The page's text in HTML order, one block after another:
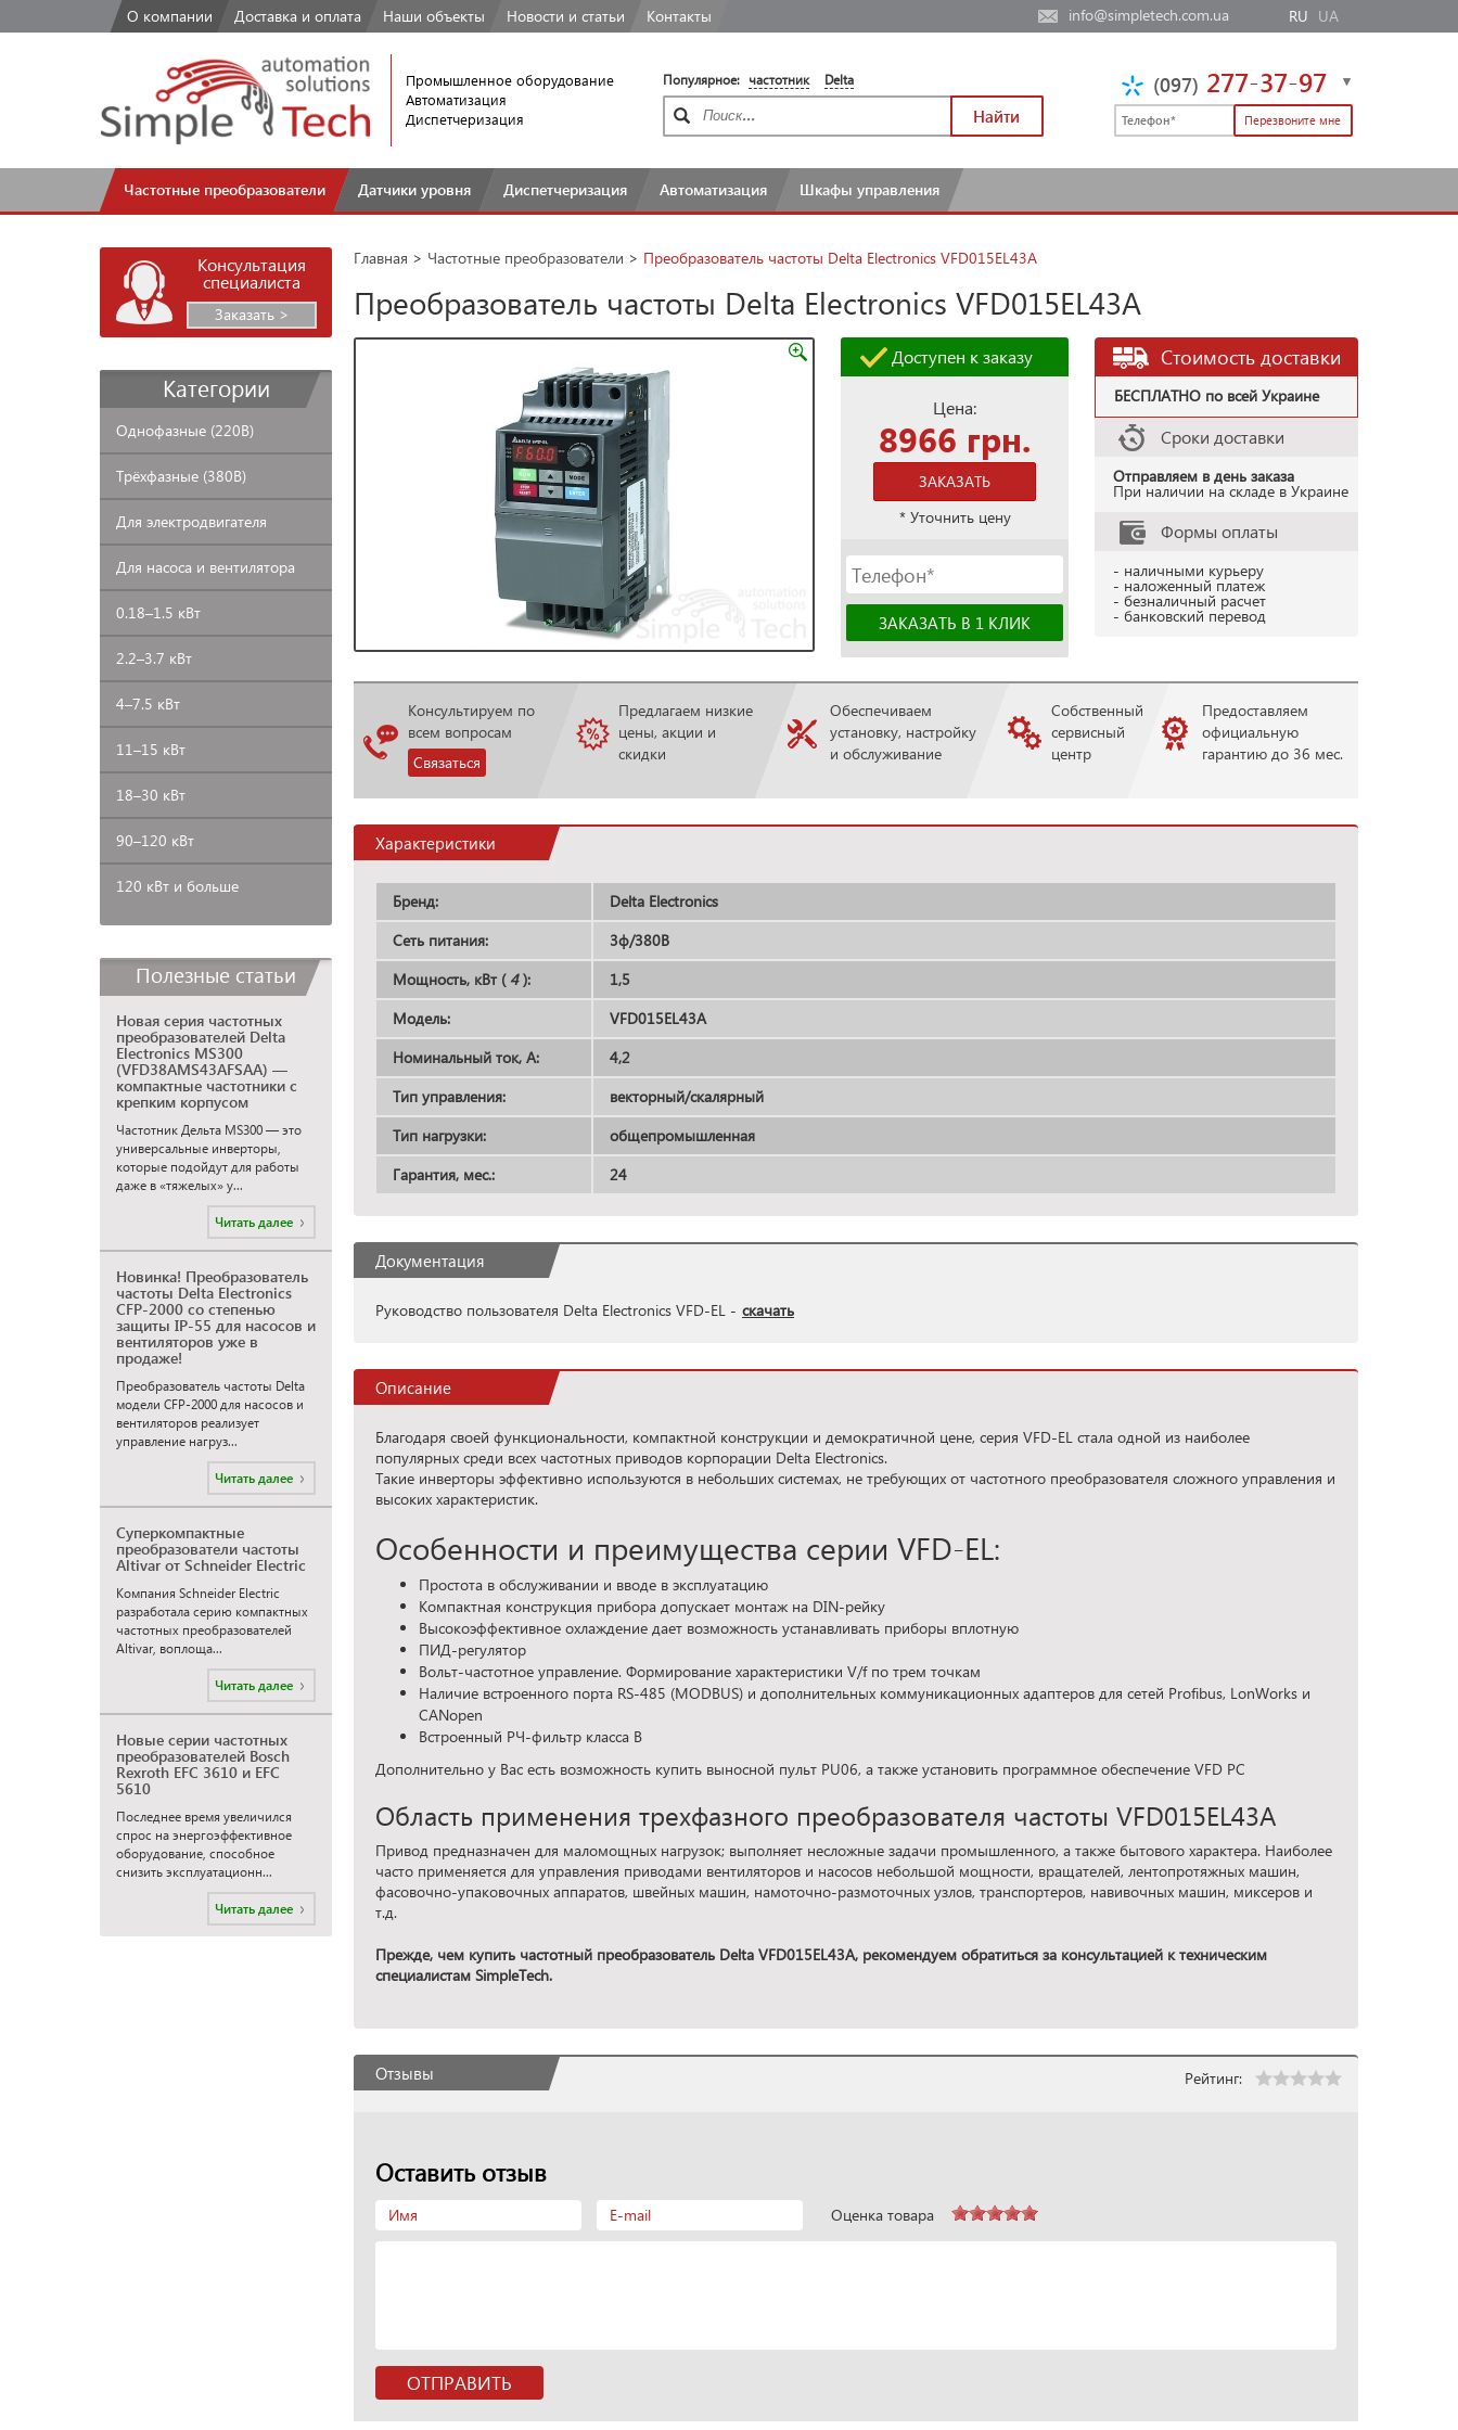
О компании Доставка и оплата Наши объекты Новости и статьи Контакты info@simpletech.com.ua RU UA
Промышленное оборудование
Автоматизация
Диспетчеризация
Популярное: частотник Delta
Найти
(097) 277-37-97
Частотные преобразователи Датчики уровня Диспетчеризация Автоматизация Шкафы управления
Главная > Частотные преобразователи > Преобразователь частоты Delta Electronics VFD015EL43A
Преобразователь частоты Delta Electronics VFD015EL43A
Доступен к заказу
Цена:
8966 грн.
ЗАКАЗАТЬ
* Уточнить цену
Стоимость доставки
БЕСПЛАТНО по всей Украине
Сроки доставки
Отправляем в день заказа
При наличии на складе в Украине
Формы оплаты
- наличными курьеру
- наложенный платеж
- безналичный расчет
- банковский перевод
Консультируем по
всем вопросам
Связаться
Предлагаем низкие
цены, акции и
скидки
Обеспечиваем
установку, настройку
и обслуживание
Собственный
сервисный
центр
Предоставляем
официальную
гарантию до 36 мес.
Характеристики
Бренд:
Delta Electronics
Сеть питания:
3ф/380В
Мощность, кВт (4):
1,5
Модель:
VFD015EL43A
Номинальный ток, А:
4,2
Тип управления:
векторный/скалярный
Тип нагрузки:
общепромышленная
Гарантия, мес.:
24
Документация
Руководство пользователя Delta Electronics VFD-EL - скачать
Описание
Благодаря своей функциональности, компактной конструкции и демократичной цене, серия VFD-EL стала одной из наиболее
популярных среди всех частотных приводов корпорации Delta Electronics.
Такие инверторы эффективно используются в небольших системах, не требующих от частотного преобразователя сложного управления и
высоких характеристик.
Особенности и преимущества серии VFD-EL:
Простота в обслуживании и вводе в эксплуатацию
Компактная конструкция прибора допускает монтаж на DIN-рейку
Высокоэффективное охлаждение дает возможность устанавливать приборы вплотную
ПИД-регулятор
Вольт-частотное управление. Формирование характеристики V/f по трем точкам
Наличие встроенного порта RS-485 (MODBUS) и дополнительных коммуникационных адаптеров для сетей Profibus, LonWorks и
CANopen
Встроенный РЧ-фильтр класса B
Дополнительно у Вас есть возможность купить выносной пульт PU06, а также установить программное обеспечение VFD PC
Область применения трехфазного преобразователя частоты VFD015EL43A
Привод предназначен для маломощных нагрузок; выполняет несложные задачи промышленного, а также бытового характера. Наиболее
часто применяется для управления приводами вентиляторов и насосов небольшой мощности, вращателей, лентопротяжных машин,
фасовочно-упаковочных аппаратов, швейных машин, намоточно-размоточных узлов, транспортеров, навивочных машин, миксеров и
т.д.
Прежде, чем купить частотный преобразователь Delta VFD015EL43A, рекомендуем обратиться за консультацией к техническим
специалистам SimpleTech.
Отзывы Рейтинг:
Оставить отзыв
Оценка товара
Консультация
специалиста
Заказать >
Категории
Однофазные (220В)
Трёхфазные (380В)
Для электродвигателя
Для насоса и вентилятора
0.18–1.5 кВт
2.2–3.7 кВт
4–7.5 кВт
11–15 кВт
18–30 кВт
90–120 кВт
120 кВт и больше
Полезные статьи
Новая серия частотных
преобразователей Delta
Electronics MS300
(VFD38AMS43AFSAA) —
компактные частотники с
крепким корпусом
Частотник Дельта MS300 — это
универсальные инверторы,
которые подойдут для работы
даже в «тяжелых» у...
Читать далее
Новинка! Преобразователь
частоты Delta Electronics
CFP-2000 со степенью
защиты IP-55 для насосов и
вентиляторов уже в
продаже!
Преобразователь частоты Delta
модели CFP-2000 для насосов и
вентиляторов реализует
управление нагруз...
Читать далее
Суперкомпактные
преобразователи частоты
Altivar от Schneider Electric
Компания Schneider Electric
разработала серию компактных
частотных преобразователей
Altivar, воплоща...
Читать далее
Новые серии частотных
преобразователей Bosch
Rexroth EFC 3610 и EFC
5610
Последнее время увеличился
спрос на энергоэффективное
оборудование, способное
снизить эксплуатационн...
Читать далее